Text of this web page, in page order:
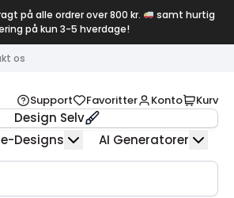
på alle ordrer over 800 kr.
samt hurtig
på kun 3-5 hverdage!
os
Support Favoritter Konto Kurv
Design Selv
Designs AI Generatorer